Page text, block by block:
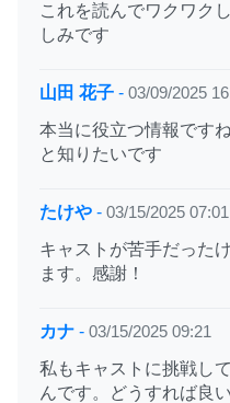
これを読んでワクワク
しみです
山田 花子 - 03/09/2025
本当に役立つ情報です
と知りたいです
たけや - 03/15/2025 07:01
キャストが苦手だった
ます。感謝！
カナ - 03/15/2025 09:21
私もキャストに挑戦し
んです。どうすれば良